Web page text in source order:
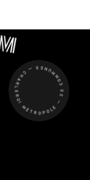
CHARLEROI MÉTROPOLE — 30 COMMUNES —